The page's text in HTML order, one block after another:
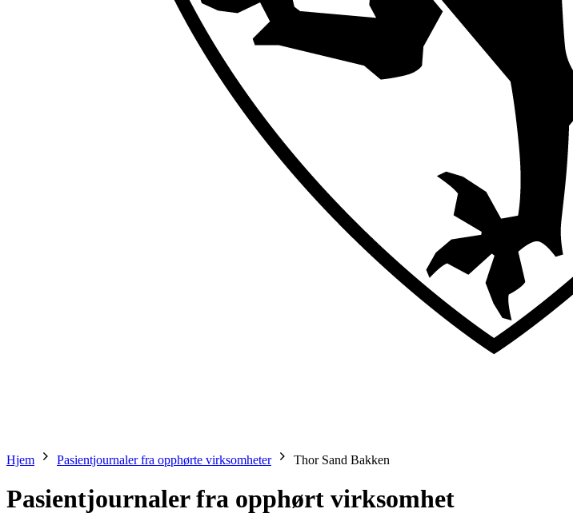
Hjem Pasientjournaler fra opphørte virksomheter Thor Sand Bakken
Pasientjournaler fra opphørt virksomhet